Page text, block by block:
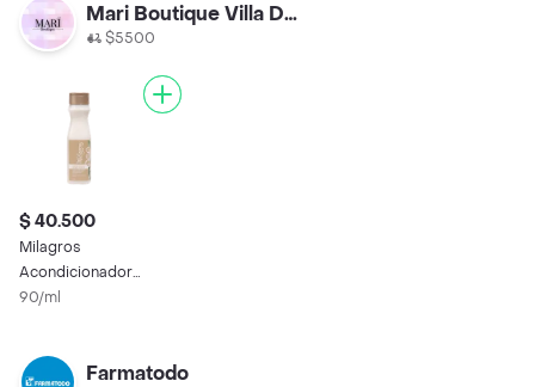
Mari Boutique Villa Del Prado
$5500
$ 40.500
Milagros
Acondicionador
Herbal
90/ml
Farmatodo